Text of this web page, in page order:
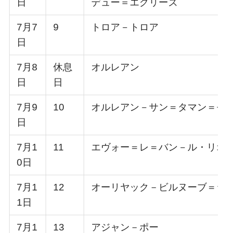
日 デュー＝エグリーズ
7月7
日
9 トロア－トロア
7月8
日
休息
日
オルレアン
7月9
日
10 オルレアン－サン＝タマン＝
7月1
0日
11 エヴォー＝レ＝バン－ル・リ
7月1
1日
12 オーリヤック－ビルヌーブ＝
7月1
13 アジャン－ポー